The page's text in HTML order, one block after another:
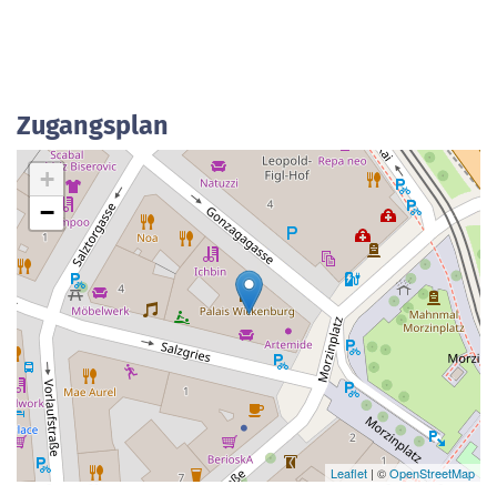
Zugangsplan
+
−
Leaflet | ©OpenStreetMap